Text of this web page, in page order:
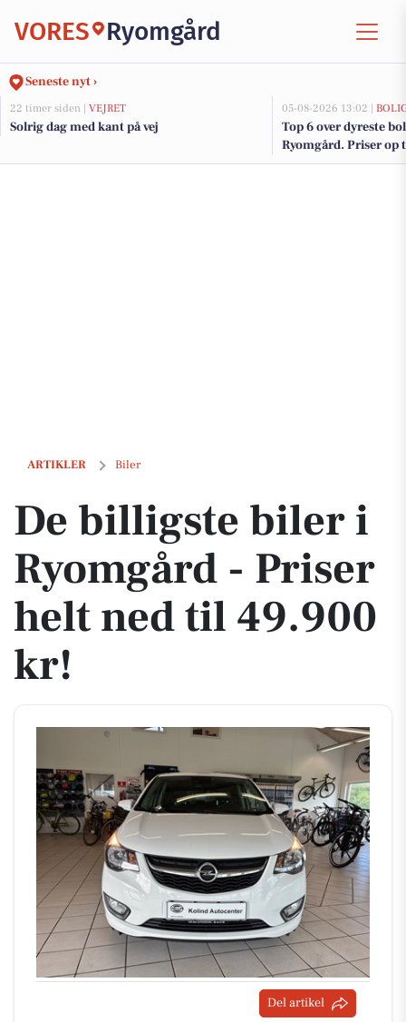
VORES Ryomgård
Seneste nyt ›
22 timer siden | VEJRET
Solrig dag med kant på vej
05-08-2026 13:02 |
Top 6 over dyreste
Ryomgård. Priser op
ARTIKLER Biler
De billigste biler i Ryomgård - Priser helt ned til 49.900 kr!
De billigste biler i
Ryomgård - Priser
helt ned til 49.900
kr!
Del artikel